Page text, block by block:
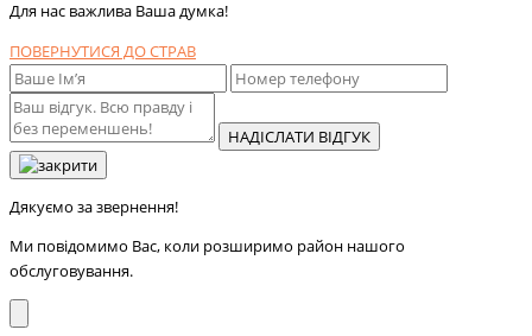
Для нас важлива Ваша думка!
ПОВЕРНУТИСЯ ДО СТРАВ
НАДІСЛАТИ ВІДГУК
Дякуємо за звернення!
Ми повідомимо Вас, коли розширимо район нашого
обслуговування.